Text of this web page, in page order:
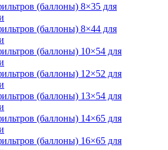
(баллоны) 8×35 для
(баллоны) 8×44 для
(баллоны) 10×54 для
(баллоны) 12×52 для
(баллоны) 13×54 для
(баллоны) 14×65 для
(баллоны) 16×65 для